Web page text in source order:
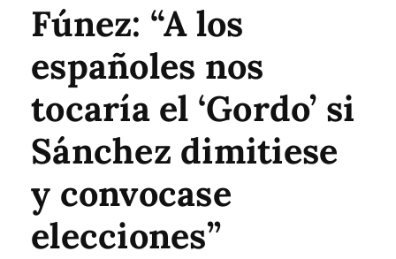
Fúnez: “A los
españoles nos
tocaría el ‘Gordo’ si
Sánchez dimitiese
y convocase
elecciones”